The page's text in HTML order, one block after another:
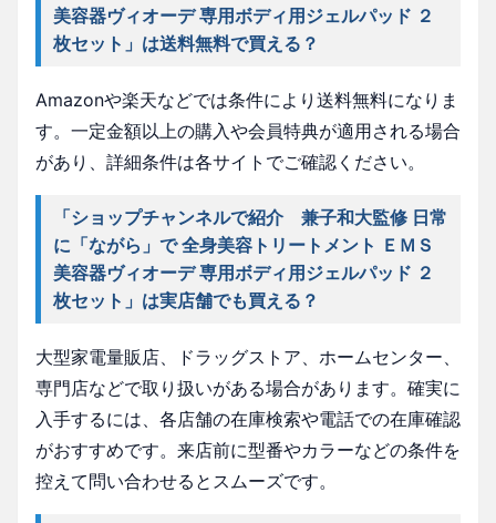
美容器ヴィオーデ 専用ボディ用ジェルパッド ２
枚セット」は送料無料で買える？
Amazonや楽天などでは条件により送料無料になりま
す。一定金額以上の購入や会員特典が適用される場合
があり、詳細条件は各サイトでご確認ください。
「ショップチャンネルで紹介 兼子和大監修 日常
に「ながら」で 全身美容トリートメント ＥＭＳ
美容器ヴィオーデ 専用ボディ用ジェルパッド ２
枚セット」は実店舗でも買える？
大型家電量販店、ドラッグストア、ホームセンター、
専門店などで取り扱いがある場合があります。確実に
入手するには、各店舗の在庫検索や電話での在庫確認
がおすすめです。来店前に型番やカラーなどの条件を
控えて問い合わせるとスムーズです。